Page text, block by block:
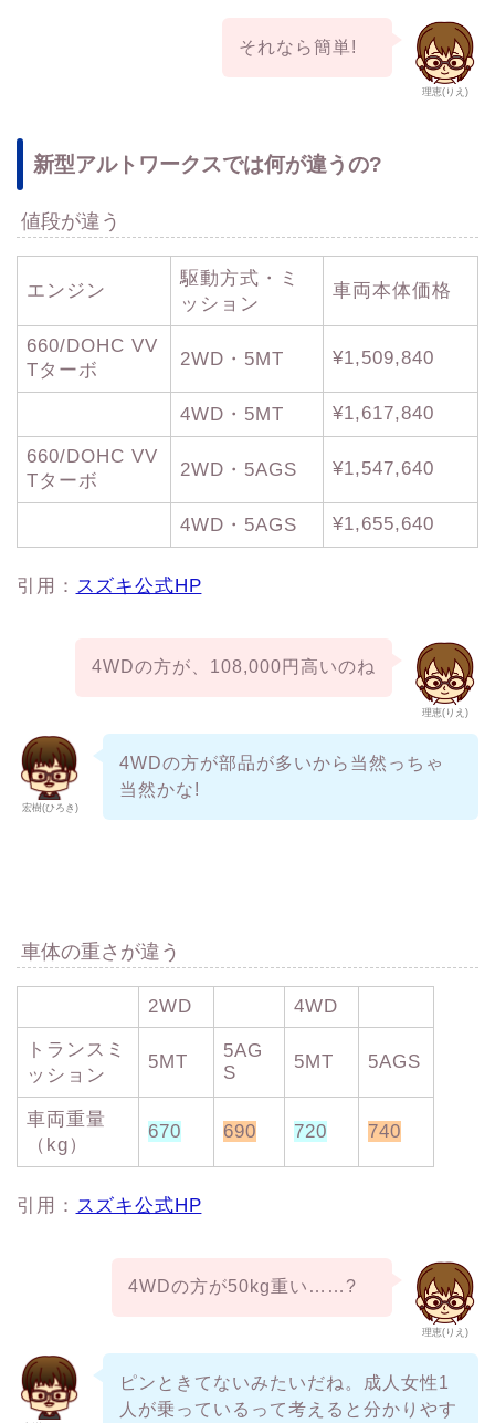
理恵(りえ)
それなら簡単!
新型アルトワークスでは何が違うの?
値段が違う
エンジン
駆動方式・ミ
ッション
車両本体価格
660/DOHC VV
Tターボ
2WD・5MT ¥1,509,840
4WD・5MT ¥1,617,840
660/DOHC VV
Tターボ
2WD・5AGS ¥1,547,640
4WD・5AGS ¥1,655,640
引用： スズキ公式HP
理恵(りえ)
4WDの方が、108,000円高いのね
宏樹(ひろき)
4WDの方が部品が多いから当然っちゃ
当然かな!
車体の重さが違う
2WD 4WD
トランスミ
ッション
5MT
5AG
S
5MT 5AGS
車両重量
（kg）
670 690 720 740
引用： スズキ公式HP
理恵(りえ)
4WDの方が50kg重い……?
ピンときてないみたいだね。成人女性1
人が乗っているって考えると分かりやす